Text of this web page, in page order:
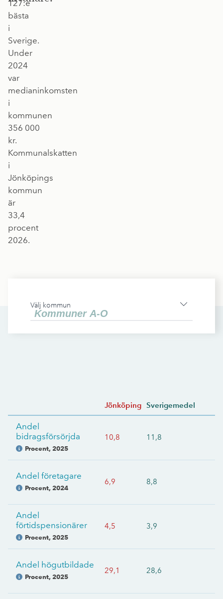
127:e
bästa
i
Sverige.
Under
2024
var
medianinkomsten
i
kommunen
356 000
kr.
Kommunalskatten
i
Jönköpings
kommun
är
33,4
procent
2026.
Välj kommun
Jönköping Sverigemedel
Andel
bidragsförsörjda
Procent, 2025
10,8 11,8
Andel företagare
Procent, 2024
6,9 8,8
Andel
förtidspensionärer
Procent, 2025
4,5 3,9
Andel högutbildade
Procent, 2025
29,1 28,6